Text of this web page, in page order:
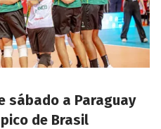
sábado a Paraguay
de Brasil